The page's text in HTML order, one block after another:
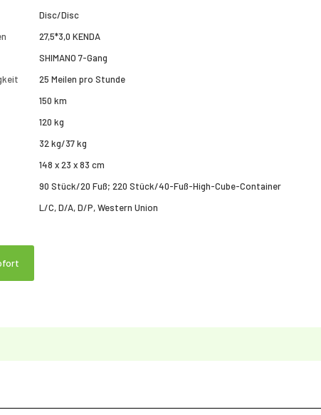
Disc/Disc
27,5*3,0 KENDA
SHIMANO 7-Gang
25 Meilen pro Stunde
150 km
120 kg
32 kg/37 kg
148 x 23 x 83 cm
90 Stück/20 Fuß; 220 Stück/40-Fuß-High-Cube-Container
L/C, D/A, D/P, Western Union